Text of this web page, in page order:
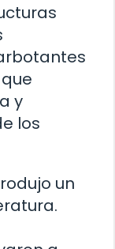
y
los
un